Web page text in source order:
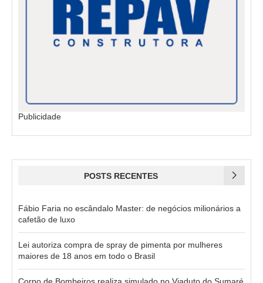
Publicidade
POSTS RECENTES
Fábio Faria no escândalo Master: de negócios milionários a
cafetão de luxo
Lei autoriza compra de spray de pimenta por mulheres
maiores de 18 anos em todo o Brasil